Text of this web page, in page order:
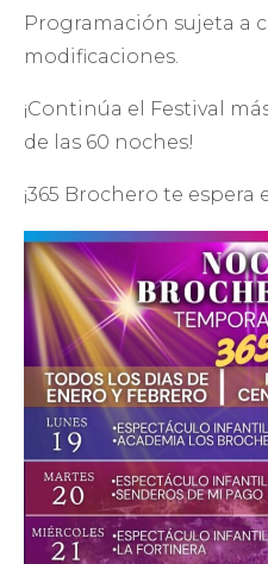
Programación sujeta a
modificaciones.
¡Continúa el Festival
de las 60 noches!
¡365 Brochero te